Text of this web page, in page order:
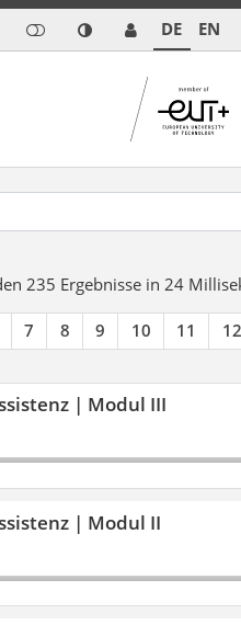
DE EN
235 Ergebnisse in 24
7 8 9 10 11 12
| Modul III
| Modul II